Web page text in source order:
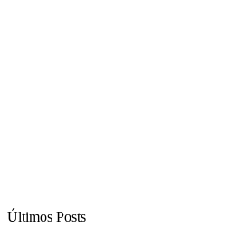
Últimos Posts